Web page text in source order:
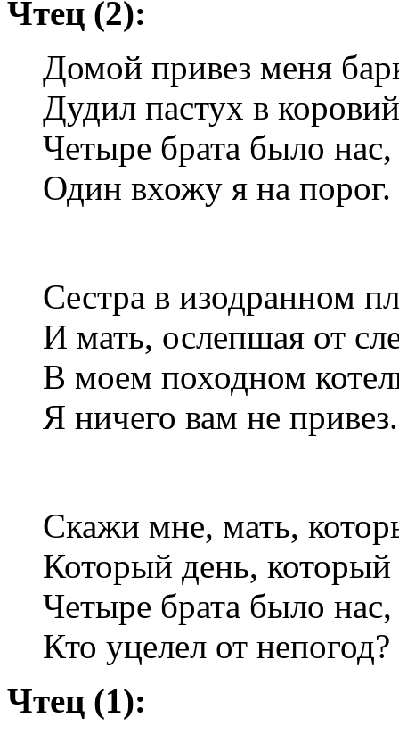
Чтец (2):
Домой привез меня
Дудил пастух в
Четыре брата было
Один вхожу я на порог.
Сестра в изодранном
И мать, ослепшая от
В моем походном
Я ничего вам не привез.
Скажи мне, мать,
Который день, который
Четыре брата было
Кто уцелел от
Чтец (1):